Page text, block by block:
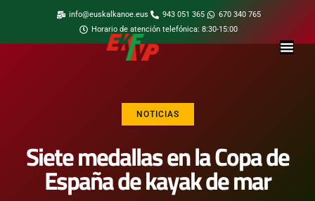
info@euskalkanoe.eus 943 051 365
670 340 765
Horario de atención telefónica: 8:30-15:00
NOTICIAS
Siete medallas en la Copa de
España de kayak de mar